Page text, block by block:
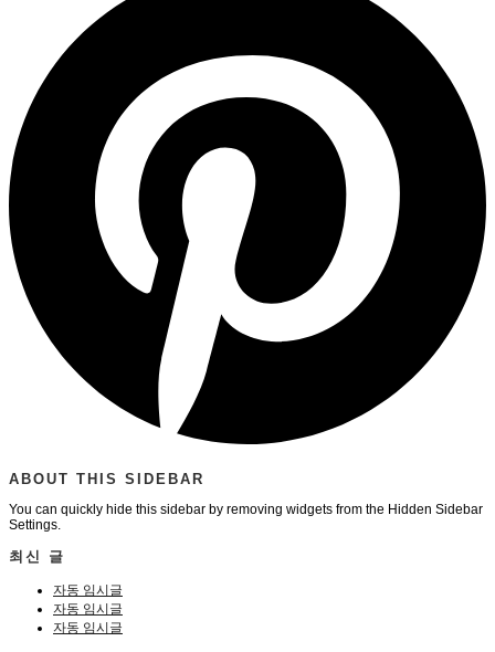
ABOUT THIS SIDEBAR
You can quickly hide this sidebar by removing widgets from the Hidden Sidebar
Settings.
최신 글
자동 임시글
자동 임시글
자동 임시글